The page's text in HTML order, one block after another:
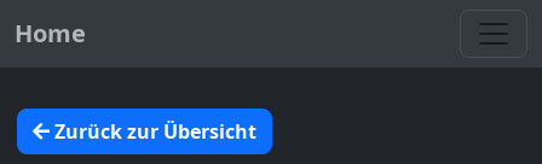
Home
Zurück zur Übersicht